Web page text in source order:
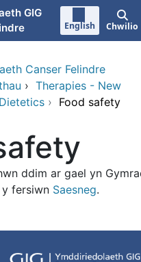
GIG
English Chwilio
Canser Felindre
› Therapies - New
› Food safety
ddim ar gael yn
fersiwn Saesneg.